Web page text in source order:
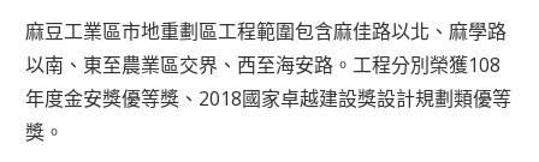
麻豆工業區市地重劃區工程範圍包含麻佳路以北、麻學路
以南、東至農業區交界、西至海安路。工程分別榮獲108
年度金安獎優等獎、2018國家卓越建設獎設計規劃類優等
獎。